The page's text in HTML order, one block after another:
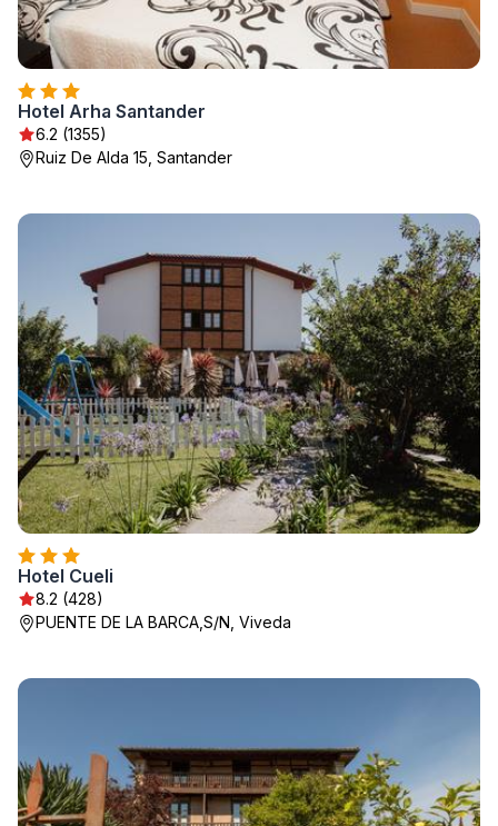
Hotel Arha Santander
6.2 (1355)
Ruiz De Alda 15, Santander
Hotel Cueli
8.2 (428)
PUENTE DE LA BARCA,S/N, Viveda